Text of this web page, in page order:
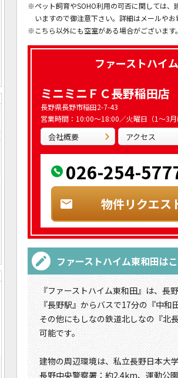
※ペット飼育やSOHO利用の可否に関しては、
いますので御注意下さい。詳細はメールやお
※こちら以外にも空室がある場合がございます
ファーストハイ
ミニミニＦＣ長野稲田店
長野県長野市稲田2-7-43
営業時間：10:00～18:00／火曜日（1～3月
会社概要 アクセス
026-254-
物件リクエス
ファーストハイム東和田は
『ファーストハイム東和田』は、長
『長野駅』からバスで17分の『中和
その他にもしなの鉄道北しなの『北
可能です。
建物の周辺環境は、私立長野日本大
長野中央警察署：約2.4km、運動公